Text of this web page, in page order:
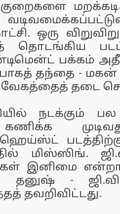
குறைகளை
ஒரு
தொடங்கிய
பக்கம்
தந்தை -
வேகத்தைத் தடை
நடக்கும் பல
கணிக்க
ஹெய்ஸ்ட்
மிஸ்ஸிங்.
இனிமை
தனுஷ் - ஜி.வி
தவறிவிட்டது.